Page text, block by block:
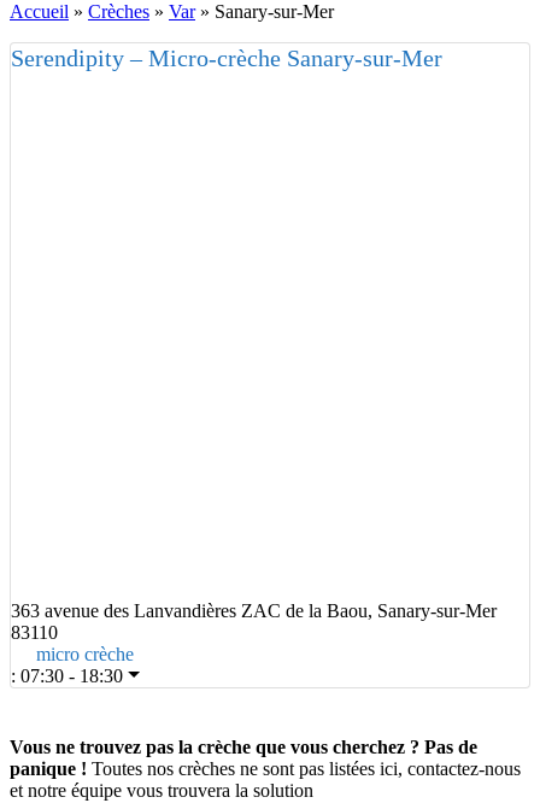
Accueil » Crèches » Var» Sanary-sur-Mer
Serendipity – Micro-crèche Sanary-sur-Mer
363 avenue des Lanvandières ZAC de la Baou, Sanary-sur-Mer
83110
micro crèche
: 07:30 - 18:30
Vous ne trouvez pas la crèche que vous cherchez ? Pas de
panique ! Toutes nos crèches ne sont pas listées ici, contactez-nous
et notre équipe vous trouvera la solution